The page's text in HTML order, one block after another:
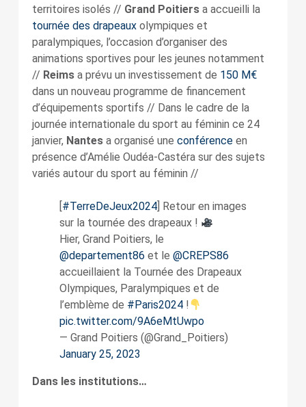
territoires isolés // Grand Poitiersa accueilli la
tournée des drapeauxolympiques et
paralympiques, l’occasion d’organiser des
animations sportives pour les jeunes notamment
// Reimsa prévu un investissement de 150 M€
dans un nouveau programme de financement
d’équipements sportifs // Dans le cadre de la
journée internationale du sport au féminin ce 24
janvier, Nantesa organisé une conférenceen
présence d’Amélie Oudéa-Castéra sur des sujets
variés autour du sport au féminin //
[#TerreDeJeux2024] Retour en images
sur la tournée des drapeaux !
Hier, Grand Poitiers, le
@departement86 et le @CREPS86
accueillaient la Tournée des Drapeaux
Olympiques, Paralympiques et de
l’emblème de #Paris2024!
pic.twitter.com/9A6eMtUwpo
— Grand Poitiers (@Grand_Poitiers)
January 25, 2023
Dans les institutions…